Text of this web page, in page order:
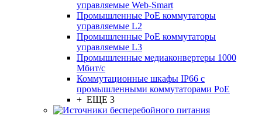
управляемые Web-Smart
Промышленные PoE коммутаторы
управляемые L2
Промышленные PoE коммутаторы
управляемые L3
Промышленные медиаконвертеры 1000
Мбит/с
Коммутационные шкафы IP66 c
промышленными коммутаторами PoE
+ ЕЩЕ 3